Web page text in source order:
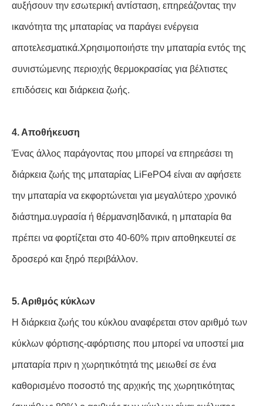
αυξήσουν την εσωτερική αντίσταση, επηρεάζοντας την
ικανότητα της μπαταρίας να παράγει ενέργεια
αποτελεσματικά.Χρησιμοποιήστε την μπαταρία εντός της
συνιστώμενης περιοχής θερμοκρασίας για βέλτιστες
επιδόσεις και διάρκεια ζωής.
4. Αποθήκευση
Ένας άλλος παράγοντας που μπορεί να επηρεάσει τη
διάρκεια ζωής της μπαταρίας LiFePO4 είναι αν αφήσετε
την μπαταρία να εκφορτώνεται για μεγαλύτερο χρονικό
διάστημα.υγρασία ή θέρμανσηΙδανικά, η μπαταρία θα
πρέπει να φορτίζεται στο 40-60% πριν αποθηκευτεί σε
δροσερό και ξηρό περιβάλλον.
5. Αριθμός κύκλων
Η διάρκεια ζωής του κύκλου αναφέρεται στον αριθμό των
κύκλων φόρτισης-αφόρτισης που μπορεί να υποστεί μια
μπαταρία πριν η χωρητικότητά της μειωθεί σε ένα
καθορισμένο ποσοστό της αρχικής της χωρητικότητας